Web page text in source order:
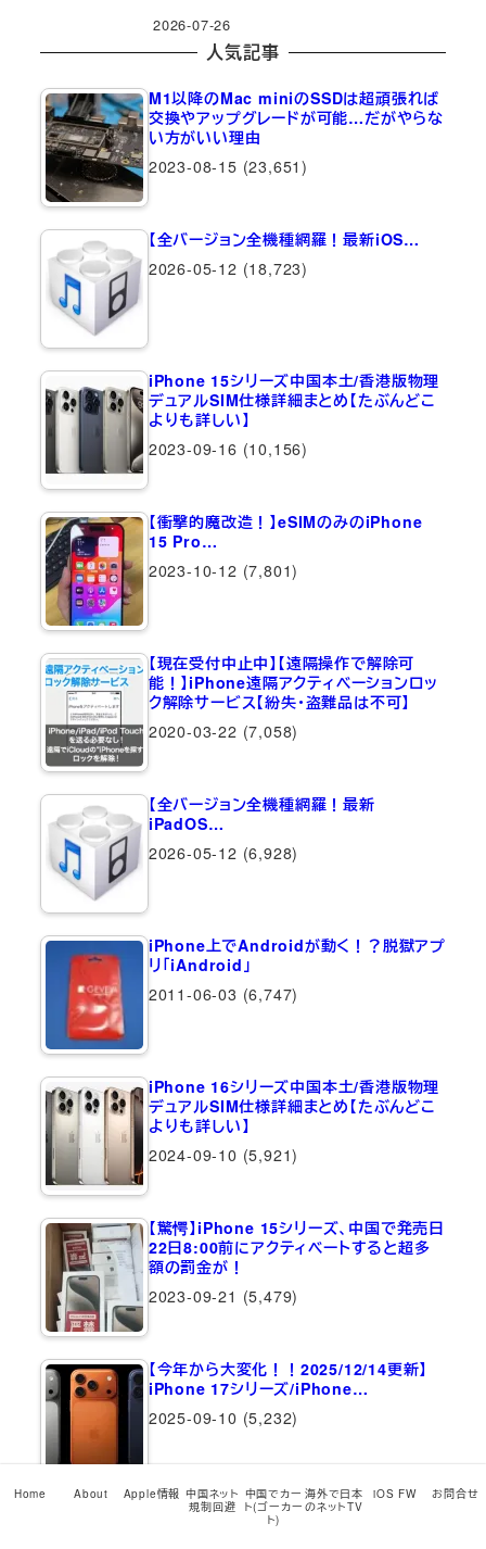
2026-07-26
人気記事
M1以降のMac miniのSSDは超頑張れば
交換やアップグレードが可能…だがやらな
い方がいい理由
2023-08-15 (23,651)
【全バージョン全機種網羅！最新iOS…
2026-05-12 (18,723)
iPhone 15シリーズ中国本土/香港版物理
デュアルSIM仕様詳細まとめ【たぶんどこ
よりも詳しい】
2023-09-16 (10,156)
【衝撃的魔改造！】eSIMのみのiPhone
15 Pro…
2023-10-12 (7,801)
【現在受付中止中】【遠隔操作で解除可
能！】iPhone遠隔アクティベーションロッ
ク解除サービス【紛失・盗難品は不可】
2020-03-22 (7,058)
【全バージョン全機種網羅！最新
iPadOS…
2026-05-12 (6,928)
iPhone上でAndroidが動く！？脱獄アプ
リ「iAndroid」
2011-06-03 (6,747)
iPhone 16シリーズ中国本土/香港版物理
デュアルSIM仕様詳細まとめ【たぶんどこ
よりも詳しい】
2024-09-10 (5,921)
【驚愕】iPhone 15シリーズ、中国で発売日
22日8:00前にアクティベートすると超多
額の罰金が！
2023-09-21 (5,479)
【今年から大変化！！2025/12/14更新】
iPhone 17シリーズ/iPhone…
2025-09-10 (5,232)
最近のコメント
Home About Apple情報 中国ネット
規制回避
中国でカー
ト(ゴーカー
ト)
海外で日本
のネットTV
iOS FW お問合せ